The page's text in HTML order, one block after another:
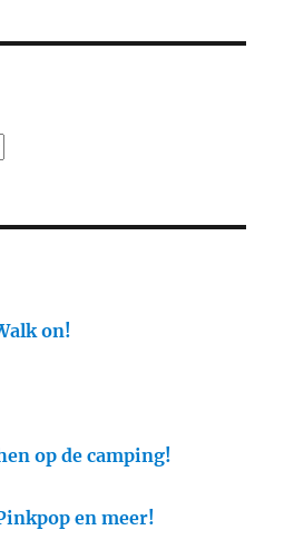
on!
op de camping!
en meer!